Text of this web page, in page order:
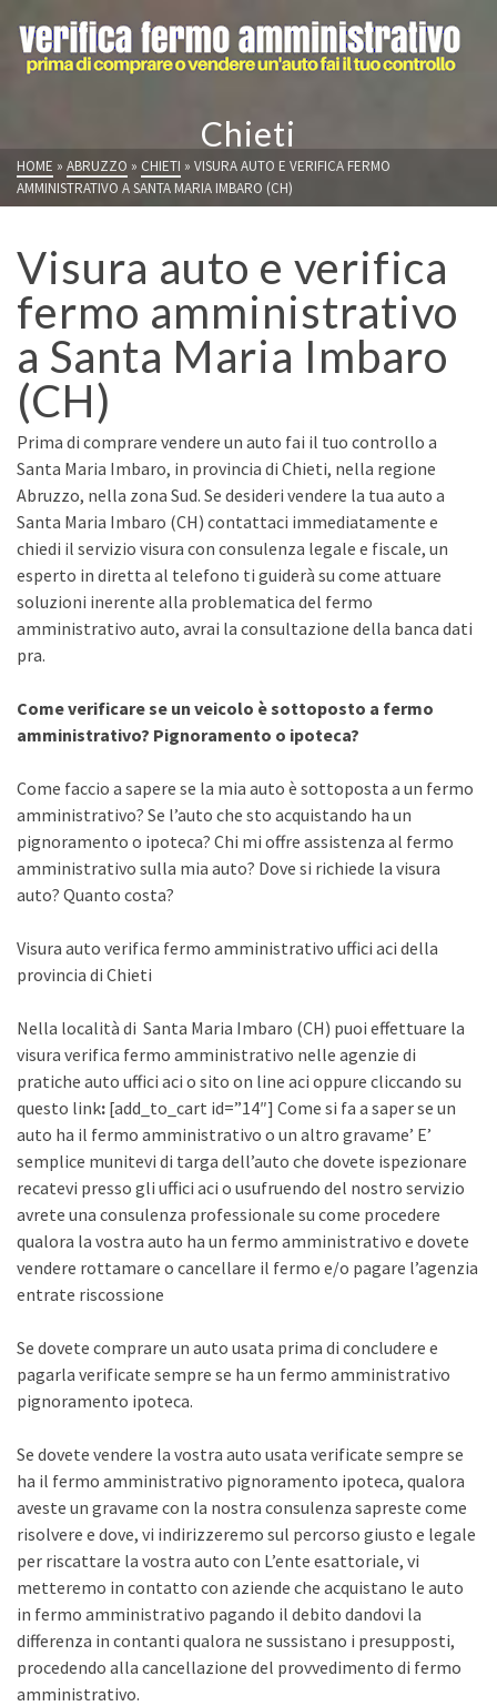
Chieti
HOME » ABRUZZO » CHIETI » VISURA AUTO E VERIFICA FERMO
AMMINISTRATIVO A SANTA MARIA IMBARO (CH)
Visura auto e verifica
fermo amministrativo
a Santa Maria Imbaro
(CH)
Prima di comprare vendere un auto fai il tuo controllo a
Santa Maria Imbaro, in provincia di Chieti, nella regione
Abruzzo, nella zona Sud. Se desideri vendere la tua auto a
Santa Maria Imbaro (CH) contattaci immediatamente e
chiedi il servizio visura con consulenza legale e fiscale, un
esperto in diretta al telefono ti guiderà su come attuare
soluzioni inerente alla problematica del fermo
amministrativo auto, avrai la consultazione della banca dati
pra.
Come verificare se un veicolo è sottoposto a fermo
amministrativo? Pignoramento o ipoteca?
Come faccio a sapere se la mia auto è sottoposta a un fermo
amministrativo? Se l’auto che sto acquistando ha un
pignoramento o ipoteca? Chi mi offre assistenza al fermo
amministrativo sulla mia auto? Dove si richiede la visura
auto? Quanto costa?
Visura auto verifica fermo amministrativo uffici aci della
provincia di Chieti
Nella località di Santa Maria Imbaro (CH) puoi effettuare la
visura verifica fermo amministrativo nelle agenzie di
pratiche auto uffici aci o sito on line aci oppure cliccando su
questo link: [add_to_cart id=”14″] Come si fa a saper se un
auto ha il fermo amministrativo o un altro gravame’ E’
semplice munitevi di targa dell’auto che dovete ispezionare
recatevi presso gli uffici aci o usufruendo del nostro servizio
avrete una consulenza professionale su come procedere
qualora la vostra auto ha un fermo amministrativo e dovete
vendere rottamare o cancellare il fermo e/o pagare l’agenzia
entrate riscossione
Se dovete comprare un auto usata prima di concludere e
pagarla verificate sempre se ha un fermo amministrativo
pignoramento ipoteca.
Se dovete vendere la vostra auto usata verificate sempre se
ha il fermo amministrativo pignoramento ipoteca, qualora
aveste un gravame con la nostra consulenza sapreste come
risolvere e dove, vi indirizzeremo sul percorso giusto e legale
per riscattare la vostra auto con L’ente esattoriale, vi
metteremo in contatto con aziende che acquistano le auto
in fermo amministrativo pagando il debito dandovi la
differenza in contanti qualora ne sussistano i presupposti,
procedendo alla cancellazione del provvedimento di fermo
amministrativo.